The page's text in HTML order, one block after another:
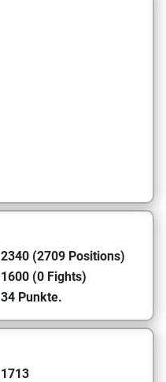
2340 (2709 Positions)
1600 (0 Fights)
34 Punkte.
1713